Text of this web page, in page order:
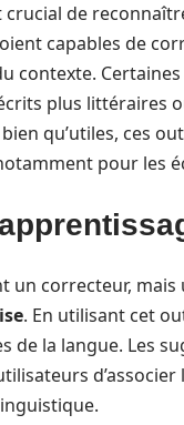
de
capables de
contexte.
plus littéraires
qu’utiles, ces
pour les
un correcteur,
. En utilisant cet
de la langue. Les